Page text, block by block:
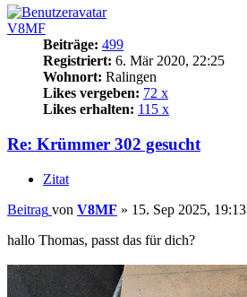
V8MF
Beiträge: 499
Registriert: 6. Mär 2020, 22:25
Wohnort: Ralingen
Likes vergeben: 72 x
Likes erhalten: 115 x
Re: Krümmer 302 gesucht
Zitat
Beitrag von V8MF » 15. Sep 2025, 19:13
hallo Thomas, passt das für dich?